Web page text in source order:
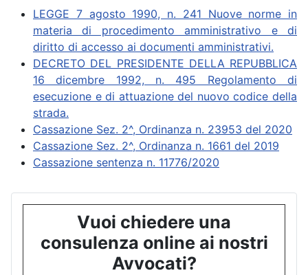
LEGGE 7 agosto 1990, n. 241 Nuove norme in
materia di procedimento amministrativo e di
diritto di accesso ai documenti amministrativi.
DECRETO DEL PRESIDENTE DELLA REPUBBLICA
16 dicembre 1992, n. 495 Regolamento di
esecuzione e di attuazione del nuovo codice della
strada.
Cassazione Sez. 2^, Ordinanza n. 23953 del 2020
Cassazione Sez. 2^, Ordinanza n. 1661 del 2019
Cassazione sentenza n. 11776/2020
Vuoi chiedere una
consulenza online ai nostri
Avvocati?